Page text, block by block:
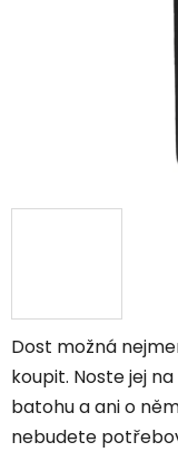
Dost možná
koupit. Noste jej
batohu a ani o
nebudete